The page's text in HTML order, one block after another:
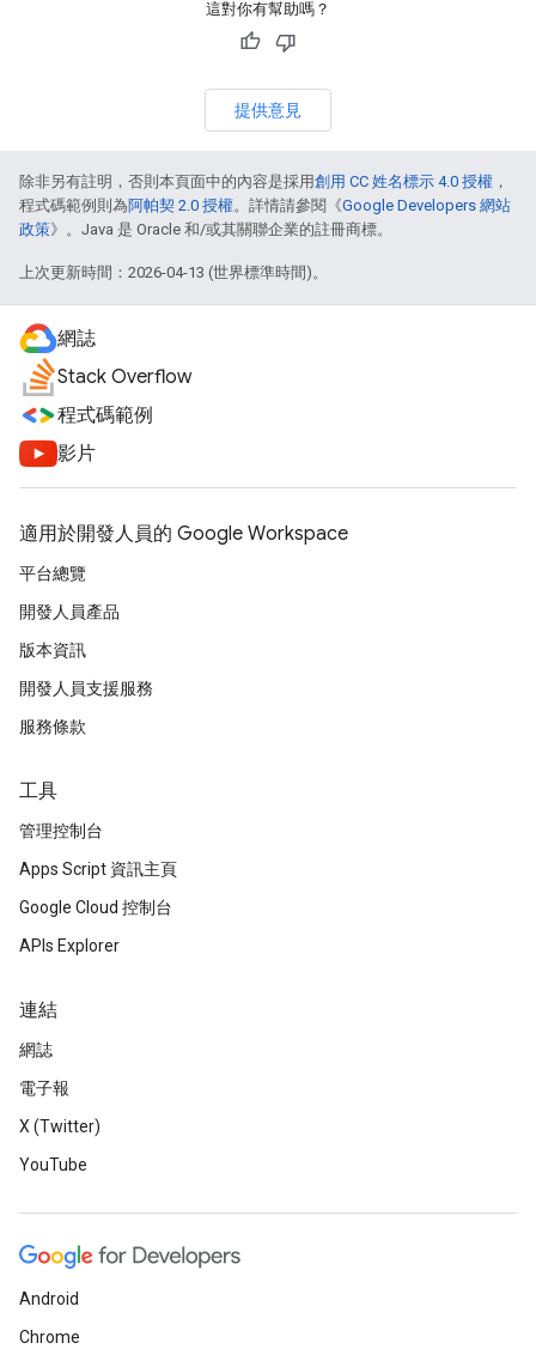
這對你有幫助嗎？
提供意見
除非另有註明，否則本頁面中的內容是採用創用 CC 姓名標示 4.0 授權 ，
程式碼範例則為阿帕契 2.0 授權。詳情請參閱《Google Developers 網站
政策》。Java 是 Oracle 和/或其關聯企業的註冊商標。
上次更新時間：2026-04-13 (世界標準時間)。
網誌
Stack Overflow
程式碼範例
影片
適用於開發人員的 Google Workspace
平台總覽
開發人員產品
版本資訊
開發人員支援服務
服務條款
工具
管理控制台
Apps Script 資訊主頁
Google Cloud 控制台
APIs Explorer
連結
網誌
電子報
X (Twitter)
YouTube
Android
Chrome